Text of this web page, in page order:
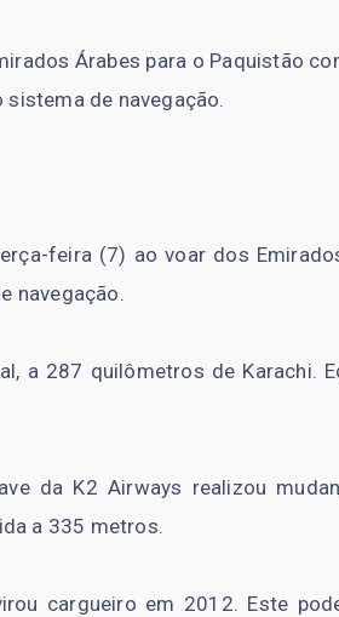
Árabes para o Paquistão
de navegação.
feira (7) ao voar dos
navegação.
a 287 quilômetros de Karachi.
da K2 Airways realizou
a 335 metros.
cargueiro em 2012. Este